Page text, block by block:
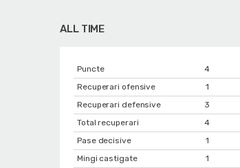
ALL TIME
Puncte 4
Recuperari ofensive
1
Recuperari defensive
3
Total recuperari
4
Pase decisive
1
Mingi castigate
1